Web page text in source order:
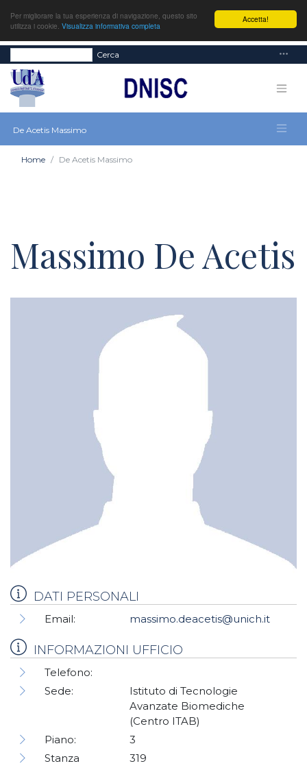
Accetta!
Per migliorare la tua esperienza di navigazione, questo sito
utilizza i cookie. Visualizza informativa completa
Cerca
De Acetis Massimo
Home De Acetis Massimo
Massimo De Acetis
DATI PERSONALI
Email: massimo.deacetis@unich.it
INFORMAZIONI UFFICIO
Telefono:
Sede:
Istituto di Tecnologie
Avanzate Biomediche
(Centro ITAB)
Piano:
3
Stanza
319